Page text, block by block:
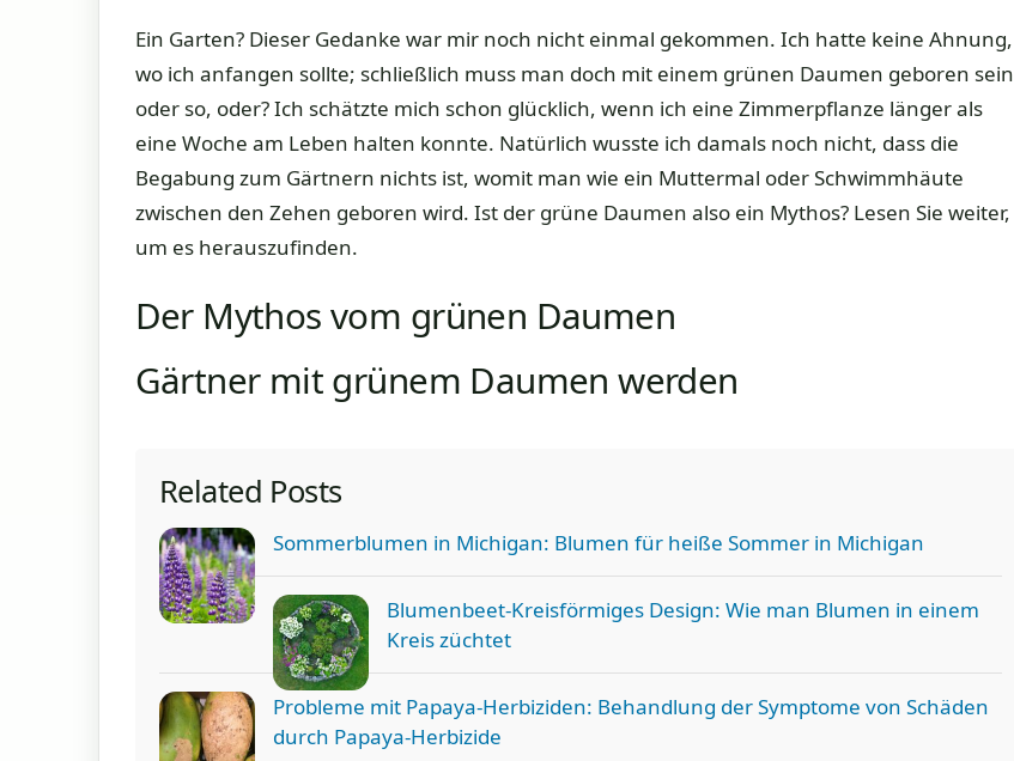
Ein Garten? Dieser Gedanke war mir noch nicht einmal gekommen. Ich hatte keine Ahnung,
wo ich anfangen sollte; schließlich muss man doch mit einem grünen Daumen geboren sein
oder so, oder? Ich schätzte mich schon glücklich, wenn ich eine Zimmerpflanze länger als
eine Woche am Leben halten konnte. Natürlich wusste ich damals noch nicht, dass die
Begabung zum Gärtnern nichts ist, womit man wie ein Muttermal oder Schwimmhäute
zwischen den Zehen geboren wird. Ist der grüne Daumen also ein Mythos? Lesen Sie weiter,
um es herauszufinden.
Der Mythos vom grünen Daumen
Gärtner mit grünem Daumen werden
Related Posts
Sommerblumen in Michigan: Blumen für heiße Sommer in Michigan
Blumenbeet-Kreisförmiges Design: Wie man Blumen in einem
Kreis züchtet
Probleme mit Papaya-Herbiziden: Behandlung der Symptome von Schäden
durch Papaya-Herbizide